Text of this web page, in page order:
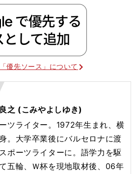
優先ソース」について
之 (こみやよしゆき)
ツライター。1972年生まれ、横
。大学卒業後にバルセロナに渡
ポーツライターに。語学力を駆
五輪、Ｗ杯を現地取材後、06年